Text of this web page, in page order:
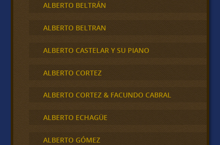
ALBERTO BELTRÁN
ALBERTO BELTRAN
ALBERTO CASTELAR Y SU PIANO
ALBERTO CORTEZ
ALBERTO CORTEZ & FACUNDO CABRAL
ALBERTO ECHAGÜE
ALBERTO GÓMEZ